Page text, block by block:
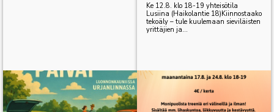
Ke 12.8. klo 18-19 yhteisötila
Lusiina (Haikolantie 18)Kiinnostaako
tekoäly – tule kuulemaan sieviläisten
yrittäjien ja...